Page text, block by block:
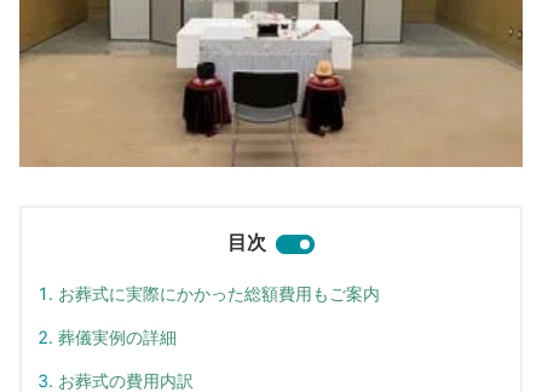
目次
お葬式に実際にかかった総額費用もご案内
葬儀実例の詳細
お葬式の費用内訳